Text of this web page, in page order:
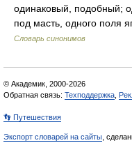
одинаковый, подобный;
под масть, одного поля
Словарь синонимов
© Академик, 2000-2026
Обратная связь: Техподдержка
👣 Путешествия
Экспорт словарей на сайты ,